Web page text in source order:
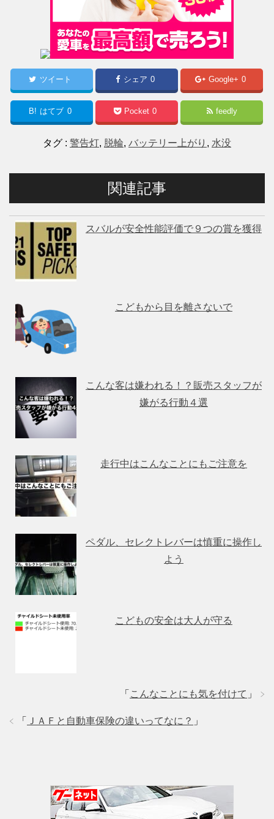
ツイート シェア 0 Google+ 0
B! はてブ 0 Pocket 0 feedly
タグ : 警告灯, 脱輪, バッテリー上がり , 水没
関連記事
スバルが安全性能評価で９つの賞を獲得
こどもから目を離さないで
こんな客は嫌われる！？販売スタッフが
嫌がる行動４選
走行中はこんなことにもご注意を
ペダル、セレクトレバーは慎重に操作し
よう
こどもの安全は大人が守る
「 こんなことにも気を付けて 」
「 ＪＡＦと自動車保険の違いってなに？ 」